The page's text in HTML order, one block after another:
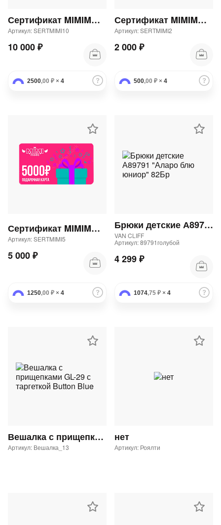
Сертификат MIMIMODA 10000 р.
Артикул: SERTMIMI10
10 000 ₽
2500,00 ₽ × 4
Сертификат MIMIMODA 2000 р.
Артикул: SERTMIMI2
2 000 ₽
500,00 ₽ × 4
Сертификат MIMIMODA 5000 р.
Артикул: SERTMIMI5
5 000 ₽
1250,00 ₽ × 4
Брюки детские А89791 "Аларо блю юниор" 82Бр
VAN CLIFF
Артикул: 89791голубой
4 299 ₽
1074,75 ₽ × 4
Вешалка с прищепками GL-29 с таргеткой Button Blue
Артикул: Вешалка_13
нет
Артикул: Роялти